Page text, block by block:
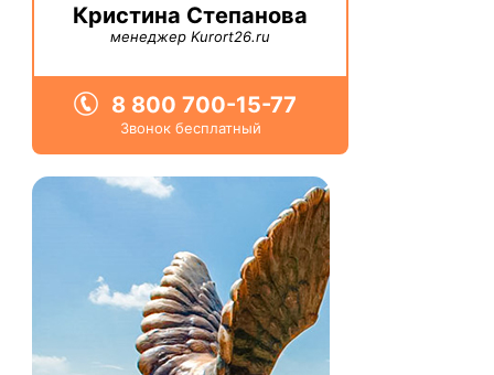
Кристина Степанова
менеджер Kurort26.ru
8 800 700-15-77
Звонок бесплатный